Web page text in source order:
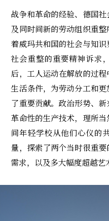
战争和革命的经验、德国
及同时间新的劳动组织重
着威玛共和国的社会与知
社会重整的重要精神诉求
后，工人运动在解放的过
生活条件，为劳动分工和
了重要贡献。政治形势、
革命性的生产技术，理所
间年轻学校从他们心仪的
量，探索了两个当时很重
需求，以及多大幅度超越艺